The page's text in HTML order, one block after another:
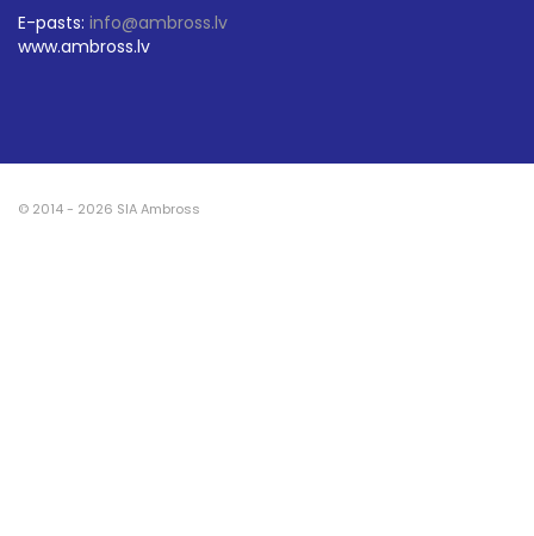
E-pasts: info@ambross.lv
www.ambross.lv
© 2014 - 2026 SIA Ambross